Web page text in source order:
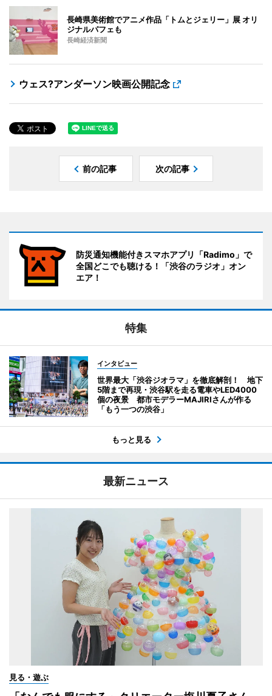
長崎県美術館でアニメ作品「トムとジェリー」展 オリ
ジナルパフェも
長崎経済新聞
ウェス?アンダーソン映画公開記念
前の記事 次の記事
防災通知機能付きスマホアプリ「Radimo」で
全国どこでも聴ける！「渋谷のラジオ」オン
エア！
特集
インタビュー
世界最大「渋谷ジオラマ」を徹底解剖！ 地下
5階まで再現・渋谷駅を走る電車やLED4000
個の夜景 都市モデラーMAJIRIさんが作る
「もう一つの渋谷」
もっと見る
最新ニュース
見る・遊ぶ